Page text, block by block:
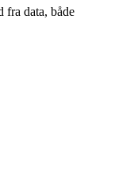
fra data, både